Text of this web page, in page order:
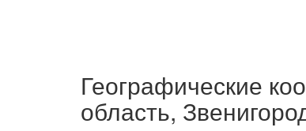
Географические
область,